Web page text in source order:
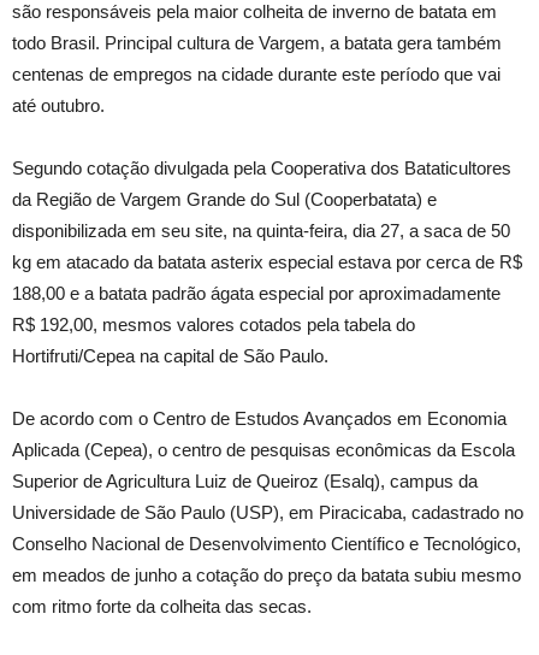
são responsáveis pela maior colheita de inverno de batata em
todo Brasil. Principal cultura de Vargem, a batata gera também
centenas de empregos na cidade durante este período que vai
até outubro.
Segundo cotação divulgada pela Cooperativa dos Bataticultores
da Região de Vargem Grande do Sul (Cooperbatata) e
disponibilizada em seu site, na quinta-feira, dia 27, a saca de 50
kg em atacado da batata asterix especial estava por cerca de R$
188,00 e a batata padrão ágata especial por aproximadamente
R$ 192,00, mesmos valores cotados pela tabela do
Hortifruti/Cepea na capital de São Paulo.
De acordo com o Centro de Estudos Avançados em Economia
Aplicada (Cepea), o centro de pesquisas econômicas da Escola
Superior de Agricultura Luiz de Queiroz (Esalq), campus da
Universidade de São Paulo (USP), em Piracicaba, cadastrado no
Conselho Nacional de Desenvolvimento Científico e Tecnológico,
em meados de junho a cotação do preço da batata subiu mesmo
com ritmo forte da colheita das secas.